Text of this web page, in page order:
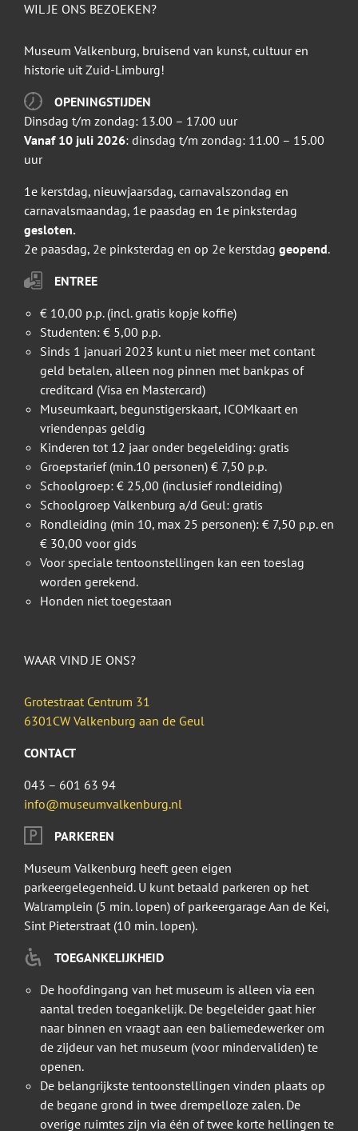
WIL JE ONS BEZOEKEN?
Museum Valkenburg, bruisend van kunst, cultuur en
historie uit Zuid-Limburg!
OPENINGSTIJDEN
Dinsdag t/m zondag: 13.00 – 17.00 uur
Vanaf 10 juli 2026: dinsdag t/m zondag: 11.00 – 15.00
uur
1e kerstdag, nieuwjaarsdag, carnavalszondag en
carnavalsmaandag, 1e paasdag en 1e pinksterdag
gesloten.
2e paasdag, 2e pinksterdag en op 2e kerstdag geopend.
ENTREE
€ 10,00 p.p. (incl. gratis kopje koffie)
Studenten: € 5,00 p.p.
Sinds 1 januari 2023 kunt u niet meer met contant
geld betalen, alleen nog pinnen met bankpas of
creditcard (Visa en Mastercard)
Museumkaart, begunstigerskaart, ICOMkaart en
vriendenpas geldig
Kinderen tot 12 jaar onder begeleiding: gratis
Groepstarief (min.10 personen) € 7,50 p.p.
Schoolgroep: € 25,00 (inclusief rondleiding)
Schoolgroep Valkenburg a/d Geul: gratis
Rondleiding (min 10, max 25 personen): € 7,50 p.p. en
€ 30,00 voor gids
Voor speciale tentoonstellingen kan een toeslag
worden gerekend.
Honden niet toegestaan
WAAR VIND JE ONS?
Grotestraat Centrum 31
6301CW Valkenburg aan de Geul
CONTACT
043 – 601 63 94
info@museumvalkenburg.nl
PARKEREN
Museum Valkenburg heeft geen eigen
parkeergelegenheid. U kunt betaald parkeren op het
Walramplein (5 min. lopen) of parkeergarage Aan de Kei,
Sint Pieterstraat (10 min. lopen).
TOEGANKELIJKHEID
De hoofdingang van het museum is alleen via een
aantal treden toegankelijk. De begeleider gaat hier
naar binnen en vraagt aan een baliemedewerker om
de zijdeur van het museum (voor mindervaliden) te
openen.
De belangrijkste tentoonstellingen vinden plaats op
de begane grond in twee drempelloze zalen. De
overige ruimtes zijn via één of twee korte hellingen te